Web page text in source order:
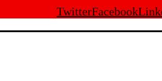
TwitterFacebook